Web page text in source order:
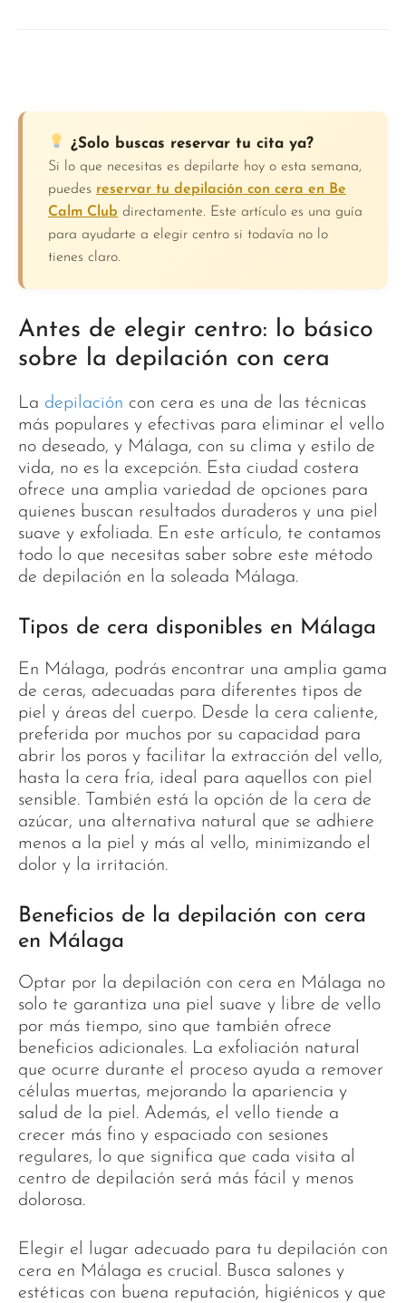
¿Solo buscas reservar tu cita ya?
Si lo que necesitas es depilarte hoy o esta semana,
puedes reservar tu depilación con cera en Be
Calm Club directamente. Este artículo es una guía
para ayudarte a elegir centro si todavía no lo
tienes claro.
Antes de elegir centro: lo básico
sobre la depilación con cera
La depilación con cera es una de las técnicas
más populares y efectivas para eliminar el vello
no deseado, y Málaga, con su clima y estilo de
vida, no es la excepción. Esta ciudad costera
ofrece una amplia variedad de opciones para
quienes buscan resultados duraderos y una piel
suave y exfoliada. En este artículo, te contamos
todo lo que necesitas saber sobre este método
de depilación en la soleada Málaga.
Tipos de cera disponibles en Málaga
En Málaga, podrás encontrar una amplia gama
de ceras, adecuadas para diferentes tipos de
piel y áreas del cuerpo. Desde la cera caliente,
preferida por muchos por su capacidad para
abrir los poros y facilitar la extracción del vello,
hasta la cera fría, ideal para aquellos con piel
sensible. También está la opción de la cera de
azúcar, una alternativa natural que se adhiere
menos a la piel y más al vello, minimizando el
dolor y la irritación.
Beneficios de la depilación con cera
en Málaga
Optar por la depilación con cera en Málaga no
solo te garantiza una piel suave y libre de vello
por más tiempo, sino que también ofrece
beneficios adicionales. La exfoliación natural
que ocurre durante el proceso ayuda a remover
células muertas, mejorando la apariencia y
salud de la piel. Además, el vello tiende a
crecer más fino y espaciado con sesiones
regulares, lo que significa que cada visita al
centro de depilación será más fácil y menos
dolorosa.
Elegir el lugar adecuado para tu depilación con
cera en Málaga es crucial. Busca salones y
estéticas con buena reputación, higiénicos y que